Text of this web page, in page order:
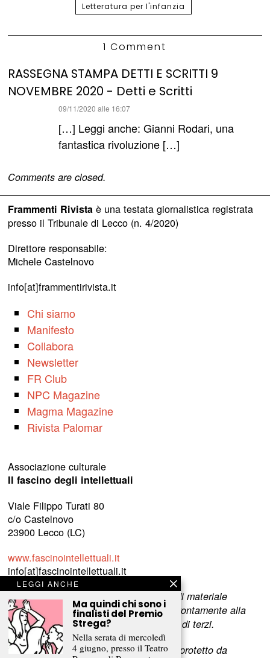
Letteratura per l'infanzia
1 Comment
RASSEGNA STAMPA DETTI E SCRITTI 9
NOVEMBRE 2020 - Detti e Scritti
09/11/2020 alle 16:07
[…] Leggi anche: Gianni Rodari, una
fantastica rivoluzione […]
Comments are closed.
Frammenti Rivistaè una testata giornalistica registrata
presso il Tribunale di Lecco (n. 4/2020)
Direttore responsabile:
Michele Castelnovo
info[at]frammentirivista.it
Chi siamo
Manifesto
Collabora
Newsletter
FR Club
NPC Magazine
Magma Magazine
Rivista Palomar
Associazione culturale
Il fascino degli intellettuali
Viale Filippo Turati 80
c/o Castelnovo
23900 Lecco (LC)
www.fascinointellettuali.it
info[at]fascinointellettuali.it
Per segnalare eventuali errori nell’uso di materiale
riservato,
scriveteci e provvederemo prontamente alla
rimozione del materiale lesivo dei diritti di terzi.
L’intero contenuto di questo sito web è protetto da
LEGGI ANCHE
Ma quindi chi sono i
finalisti del Premio
Strega?
Nella serata di mercoledì
4 giugno, presso il Teatro